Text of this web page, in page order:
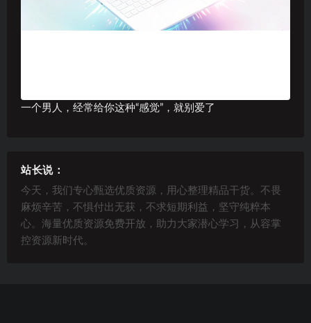
一个男人，经常给你这种“感觉”，就别爱了
站长说：
今天，我们专心甄选优质资源，用心整理精品干货。不畏
麻烦辛苦，不惧付出无获，不求短期利益，坚守纯粹本
心。海量优质资源免费开放，助力大家潜心学习，从容掌
控资源新时代。